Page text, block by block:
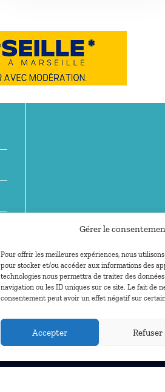
Gérer le
Pour offrir les meilleures expériences, nous
pour stocker et/ou accéder aux informations des
technologies nous permettra de traiter des
navigation ou les ID uniques sur ce site. Le fait de
consentement peut avoir un effet négatif sur
Accepter Refuser